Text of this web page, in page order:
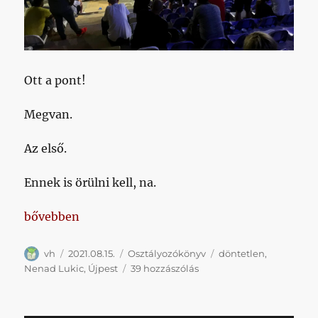
Ott a pont!
Megvan.
Az első.
Ennek is örülni kell, na.
„Pont!”
bővebben
Szerző
vh Közzétéve
2021.08.15. Kategória
Osztályozókönyv Címke
döntetlen,
Nenad Lukic, Újpest 39 hozzászólásPont!